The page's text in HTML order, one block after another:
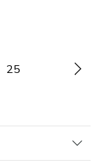
Pagina
25